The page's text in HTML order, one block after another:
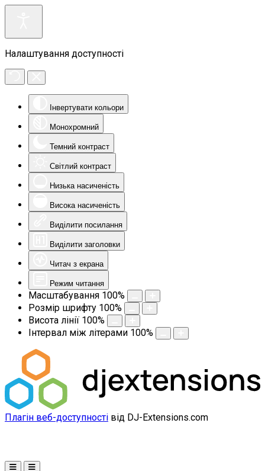
Налаштування доступності
Інвертувати кольори
Монохромний
Темний контраст
Світлий контраст
Низька насиченість
Висока насиченість
Виділити посилання
Виділити заголовки
Читач з екрана
Режим читання
Масштабування 100%
Розмір шрифту 100%
Висота лінії 100%
Інтервал між літерами 100%
Плагін веб-доступності від DJ-Extensions.com